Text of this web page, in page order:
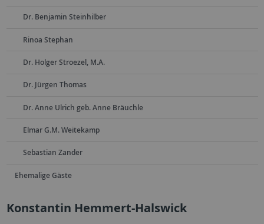
Dr. Benjamin Steinhilber
Rinoa Stephan
Dr. Holger Stroezel, M.A.
Dr. Jürgen Thomas
Dr. Anne Ulrich geb. Anne Bräuchle
Elmar G.M. Weitekamp
Sebastian Zander
Ehemalige Gäste
Konstantin Hemmert-Halswick